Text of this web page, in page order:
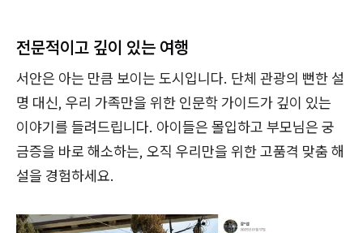
전문적이고 깊이 있는 여행
서안은 아는 만큼 보이는 도시입니다. 단체 관광의 뻔한 설
명 대신, 우리 가족만을 위한 인문학 가이드가 깊이 있는
이야기를 들려드립니다. 아이들은 몰입하고 부모님은 궁
금증을 바로 해소하는, 오직 우리만을 위한 고품격 맞춤 해
설을 경험하세요.